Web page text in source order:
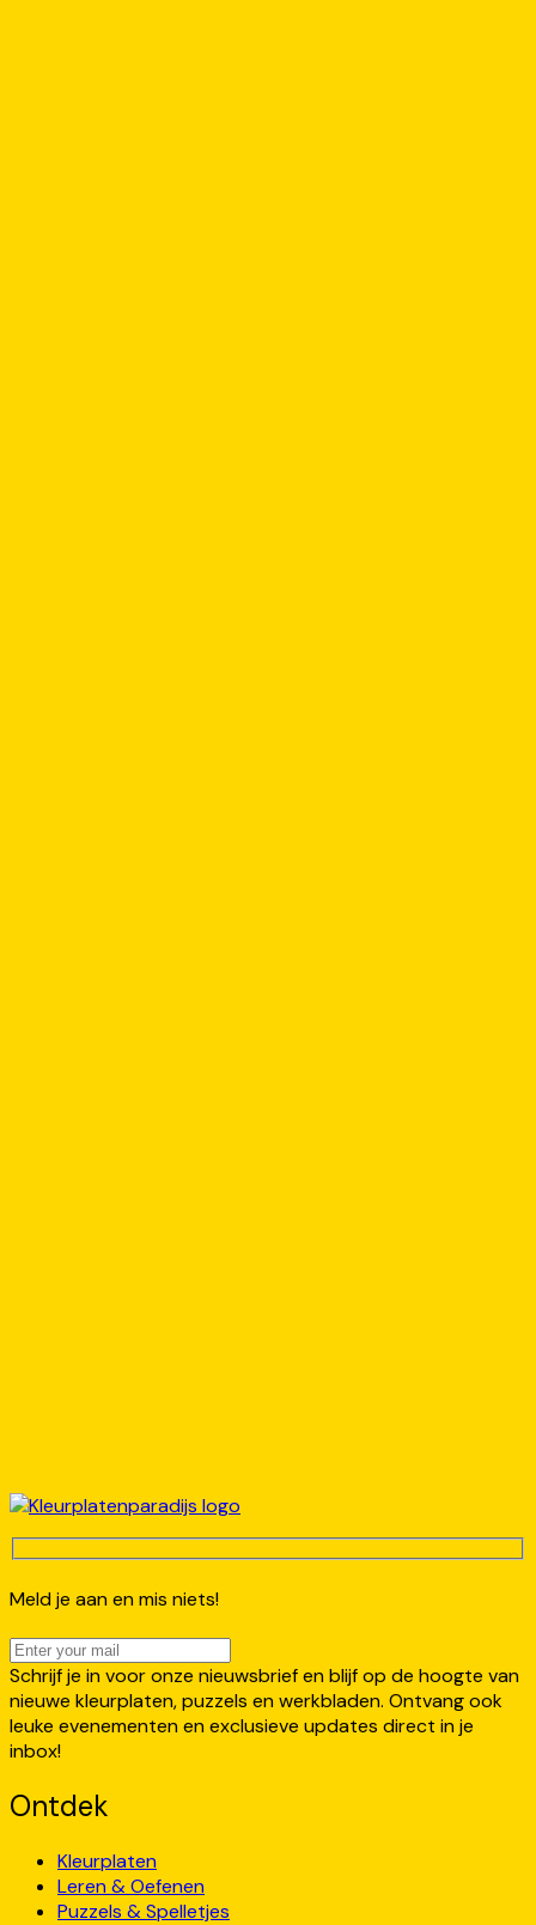
Meld je aan en mis niets!
Schrijf je in voor onze nieuwsbrief en blijf op de hoogte van
nieuwe kleurplaten, puzzels en werkbladen. Ontvang ook
leuke evenementen en exclusieve updates direct in je
inbox!
Ontdek
Kleurplaten
Leren & Oefenen
Puzzels & Spelletjes